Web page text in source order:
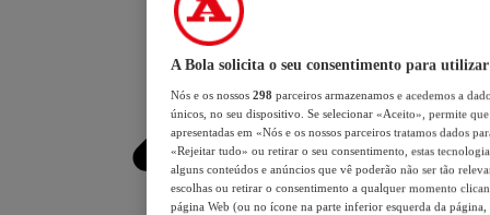
A Bola solicita o seu consentimento para utilizar
Nós e os nossos 298 parceiros armazenamos e acedemos a
únicos, no seu dispositivo. Se selecionar «Aceito», permite
apresentadas em «Nós e os nossos parceiros tratamos dados
«Rejeitar tudo» ou retirar o seu consentimento, estas
alguns conteúdos e anúncios que vê poderão não ser tão
escolhas ou retirar o consentimento a qualquer momento
página Web (ou no ícone na parte inferior esquerda da página,